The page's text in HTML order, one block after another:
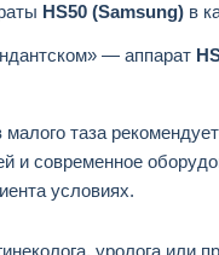
HS50 (Samsung) в
— аппарат
таза
и современное
условиях.
уролога или